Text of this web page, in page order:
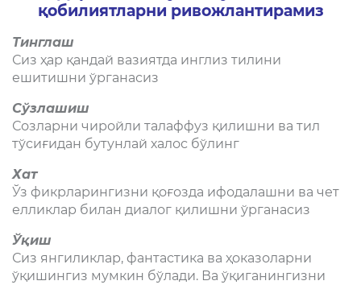
қобилиятларни ривожлантирамиз
Тинглаш
Сиз ҳар қандай вазиятда инглиз тилини
ешитишни ўрганасиз
Сўзлашиш
Созларни чиройли талаффуз қилишни ва тил
тўсиғидан бутунлай халос бўлинг
Хат
Ўз фикрларингизни қоғозда ифодалашни ва чет
елликлар билан диалог қилишни ўрганасиз
Ўқиш
Сиз янгиликлар, фантастика ва ҳоказоларни
ўқишингиз мумкин бўлади. Ва ўқиганингизни